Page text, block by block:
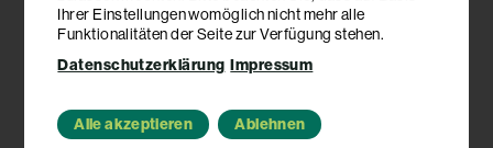
Ihrer Einstellungen womöglich nicht mehr alle
Funktionalitäten der Seite zur Verfügung stehen.
Datenschutzerklärung Impressum
Alle akzeptieren Ablehnen